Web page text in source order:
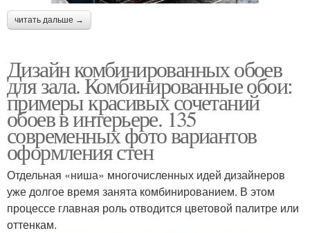
читать дальше →
Дизайн комбинированных обоев
для зала. Комбинированные обои:
примеры красивых сочетаний
обоев в интерьере. 135
современных фото вариантов
оформления стен
Отдельная «ниша» многочисленных идей дизайнеров
уже долгое время занята комбинированием. В этом
процессе главная роль отводится цветовой палитре или
оттенкам.